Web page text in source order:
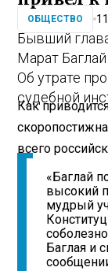
ОБЩЕСТВО
Бывший
Марат
Об утрате
судебной
Как
всего
«Баглай
высокий
мудрый
Баглая и